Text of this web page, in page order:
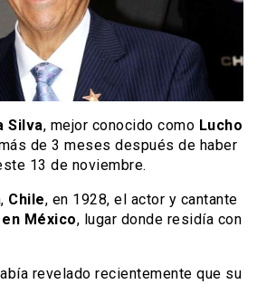
Silva, mejor conocido como Lucho
de 3 meses después de haber
13 de noviembre.
Chile, en 1928, el actor y cantante
México, lugar donde residía con
revelado recientemente que su